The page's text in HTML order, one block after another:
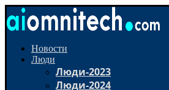
Новости
Люди
Люди-2023
Люди-2024